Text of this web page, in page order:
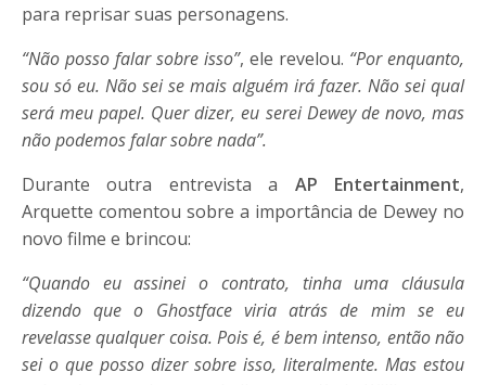
para reprisar suas personagens.
“Não posso falar sobre isso”, ele revelou. “Por enquanto,
sou só eu. Não sei se mais alguém irá fazer. Não sei qual
será meu papel. Quer dizer, eu serei Dewey de novo, mas
não podemos falar sobre nada”.
Durante outra entrevista a AP Entertainment,
Arquette comentou sobre a importância de Dewey no
novo filme e brincou:
“Quando eu assinei o contrato, tinha uma cláusula
dizendo que o Ghostface viria atrás de mim se eu
revelasse qualquer coisa. Pois é, é bem intenso, então não
sei o que posso dizer sobre isso, literalmente. Mas estou